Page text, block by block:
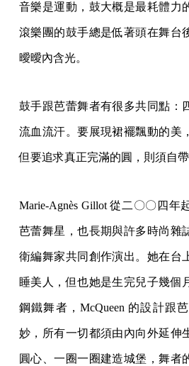
音樂是運動，鼓大概是最耗體力
滾樂團的鼓手總是低著頭在舞台
曖曖內含光。
鼓手跟芭蕾舞者有很多共同點：
流血流汗。要展現裙襬飄動的美
但要追求真正完滿的圓，則須自帶
Marie-Agnès Gillot 從二〇〇四年
芭蕾舞星，也長期與許多時尚雜
衛編舞家共同創作演出。她在台
睡美人，但也她是生完兒子幾個
鋼鐵舞者，McQueen 的設計跟
妙，所有一切都須由內向外延伸
圓心、一圈一圈建造城堡，舞者